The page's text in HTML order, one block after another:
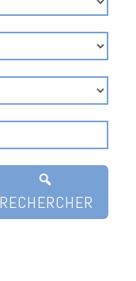
RECHERCHER